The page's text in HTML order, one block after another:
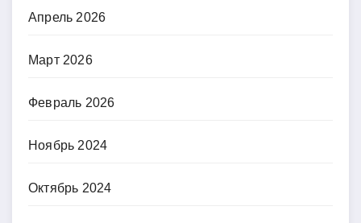
Апрель 2026
Март 2026
Февраль 2026
Ноябрь 2024
Октябрь 2024